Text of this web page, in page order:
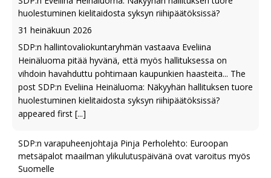
huolestuminen kielitaidosta syksyn riihipäätöksissä?
31 heinäkuun 2026
SDP:n hallintovaliokuntaryhmän vastaava Eveliina
Heinäluoma pitää hyvänä, että myös hallituksessa on
vihdoin havahduttu pohtimaan kaupunkien haasteita... The
post SDP:n Eveliina Heinäluoma: Näkyyhän hallituksen tuore
huolestuminen kielitaidosta syksyn riihipäätöksissä?
appeared first [...]
SDP:n varapuheenjohtaja Pinja Perholehto: Euroopan
metsäpalot maailman ylikulutuspäivänä ovat varoitus myös
Suomelle